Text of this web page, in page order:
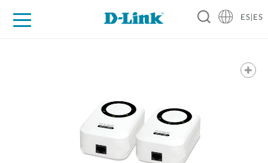
ES|ES